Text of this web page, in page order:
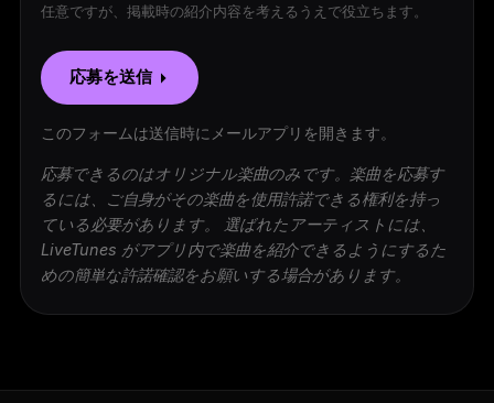
任意ですが、掲載時の紹介内容を考えるうえで役立ちます。
応募を送信
このフォームは送信時にメールアプリを開きます。
応募できるのはオリジナル楽曲のみです。楽曲を応募す
るには、ご自身がその楽曲を使用許諾できる権利を持っ
ている必要があります。 選ばれたアーティストには、
LiveTunes がアプリ内で楽曲を紹介できるようにするた
めの簡単な許諾確認をお願いする場合があります。